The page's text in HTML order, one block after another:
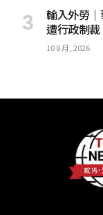
輸入外勞
遭行政制
10 8 月, 2026